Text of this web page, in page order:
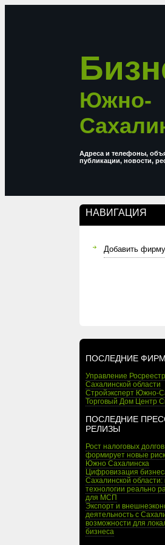
Южно-
Адреса и телефоны,
публикации, новости,
НАВИГАЦИЯ
Добавить фирму
ПОСЛЕДНИЕ
Управление
Сахалинской области
Стройэксперт Южно-
Торговый Дом Центр
ПОСЛЕДНИЕ
РЕЛИЗЫ
Рост налоговых долгов
формирует новые
Южно Сахалинска
Цифровизация
Сахалинской области:
технологии реально
для МСП
Экспорт и
деятельность с
возможности для
бизнеса